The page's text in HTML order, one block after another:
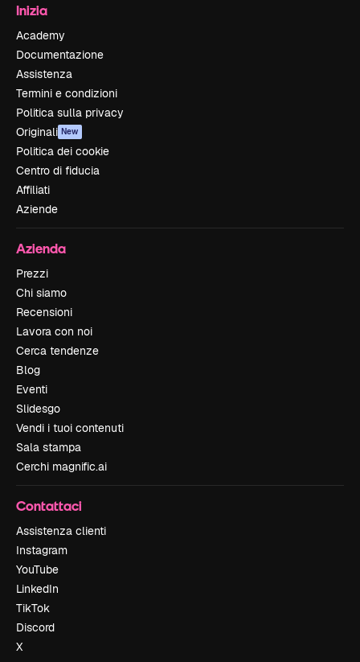
Inizia
Academy
Documentazione
Assistenza
Termini e condizioni
Politica sulla privacy
Originali New
Politica dei cookie
Centro di fiducia
Affiliati
Aziende
Azienda
Prezzi
Chi siamo
Recensioni
Lavora con noi
Cerca tendenze
Blog
Eventi
Slidesgo
Vendi i tuoi contenuti
Sala stampa
Cerchi magnific.ai
Contattaci
Assistenza clienti
Instagram
YouTube
LinkedIn
TikTok
Discord
X